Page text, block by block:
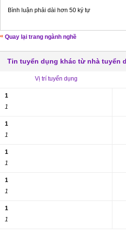
Bình luận phải dài hơn 50 ký tự
Quay lại trang ngành nghề
Tin tuyển dụng khác từ nhà tuyển
Vị trí tuyển dụng
1
1
1
1
1
1
1
1
1
1